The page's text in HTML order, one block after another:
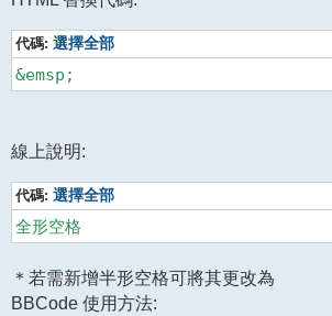
代碼: 選擇全部
&emsp;
線上說明:
代碼: 選擇全部
全形空格
＊若需新增半形空格可將其更改為
BBCode 使用方法: